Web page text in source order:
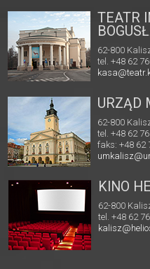
TEATR
62-800
tel. +48 62
URZĄD
62-800
tel. +48 62
faks: +48 62
KINO
62-800
tel. +48 62